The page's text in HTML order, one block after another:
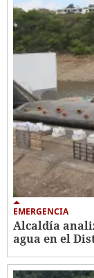
EMERGENCIA
Alcaldía
agua en el